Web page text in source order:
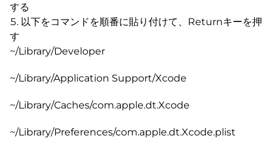
する
以下をコマンドを順番に貼り付けて、Returnキーを押
す
~/Library/Developer
~/Library/Application Support/Xcode
~/Library/Caches/com.apple.dt.Xcode
~/Library/Preferences/com.apple.dt.Xcode.plist